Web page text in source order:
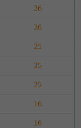
36
36
25
25
25
16
16